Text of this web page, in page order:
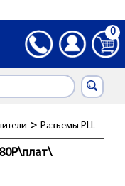
0
> Разъемы PLL